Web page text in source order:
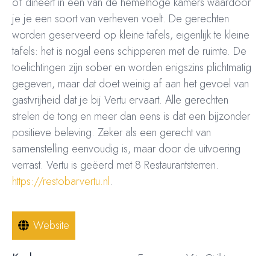
je je een soort van verheven voelt. De gerechten
worden geserveerd op kleine tafels, eigenlijk te kleine
tafels: het is nogal eens schipperen met de ruimte. De
toelichtingen zijn sober en worden enigszins plichtmatig
gegeven, maar dat doet weinig af aan het gevoel van
gastvrijheid dat je bij Vertu ervaart. Alle gerechten
strelen de tong en meer dan eens is dat een bijzonder
positieve beleving. Zeker als een gerecht van
samenstelling eenvoudig is, maar door de uitvoering
verrast. Vertu is geëerd met 8 Restaurantsterren.
https://restobarvertu.nl.
Website